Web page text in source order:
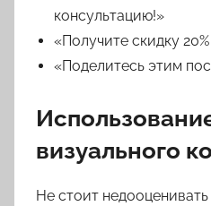
консультацию!»
«Получите скидку
«Поделитесь этим
визуального
Не стоит